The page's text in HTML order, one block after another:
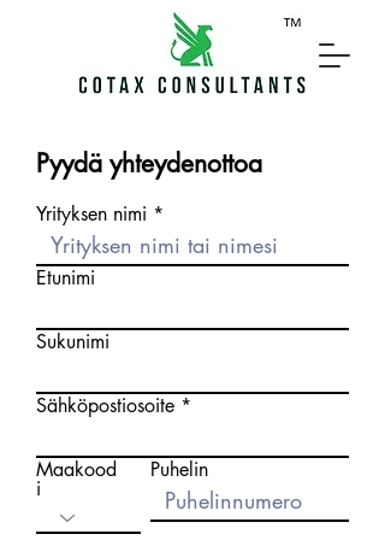
Pyydä yhteydenottoa
Yrityksen nimi
Etunimi
Sukunimi
Sähköpostiosoite
Maakood
i
Puhelin